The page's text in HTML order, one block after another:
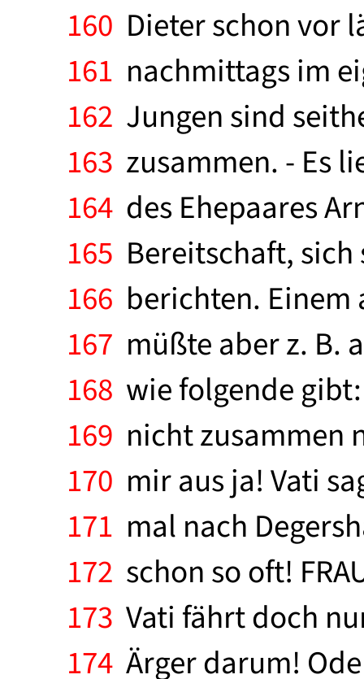
160 Dieter schon vor
161 nachmittags im
162 Jungen sind
163 zusammen. - Es
164 des Ehepaares
165 Bereitschaft,
166 berichten.
167 müßte aber z. B.
168 wie folgende
169 nicht zusammen
170 mir aus ja! Vati
171 mal nach
172 schon so oft!
173 Vati fährt doch
174 Ärger darum!